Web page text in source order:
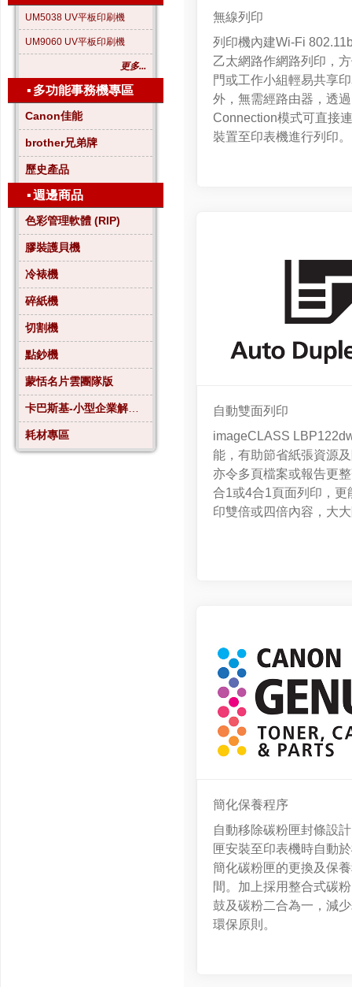
UM5038 UV平板印刷機
UM9060 UV平板印刷機
更多...
▪ 多功能事務機專區
Canon佳能
brother兄弟牌
歷史產品
▪週邊商品
色彩管理軟體 (RIP)
膠裝護貝機
冷裱機
碎紙機
切割機
點鈔機
蒙恬名片雲團隊版
卡巴斯基-小型企業解決方案4
耗材專區
無線列印
列印機內建Wi-Fi
乙太網路作網路列印，
門或工作小組輕易共享
外，無需經路由器，透
Connection模式可直接
裝置至印表機進行列印。
自動雙面列印
imageCLASS
能，有助節省紙張資源
亦令多頁檔案或報告更
合1或4合1頁面列印，更
印雙倍或四倍內容，大
簡化保養程序
自動移除碳粉匣封條設
匣安裝至印表機時自動
簡化碳粉匣的更換及保
間。加上採用整合式碳
鼓及碳粉二合為一，減
環保原則。